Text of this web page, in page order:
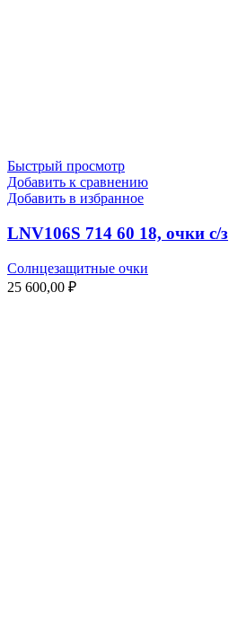
Быстрый просмотр
Добавить к сравнению
Добавить в избранное
LNV106S 714 60 18, очки с/з
Солнцезащитные очки
25 600,00 ₽